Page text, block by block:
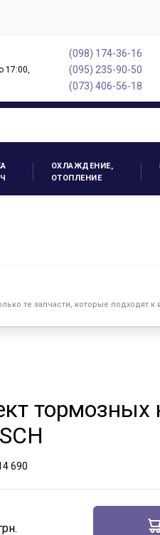
17:00,
(098) 174-36-16
(095) 235-90-50
(073) 406-56-18
ОХЛАЖДЕНИЕ,
ОТОПЛЕНИЕ
те запчасти, которые подходят
тормозных
690